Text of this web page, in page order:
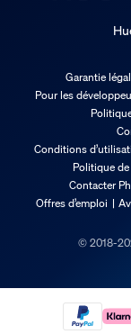
Garantie
Pour les
Conditions
Politique
Contacter
Offres d’emploi
© 2018-